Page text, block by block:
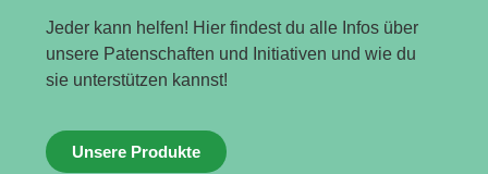
Jeder kann helfen! Hier findest du alle Infos über
unsere Patenschaften und Initiativen und wie du
sie unterstützen kannst!
Unsere Produkte